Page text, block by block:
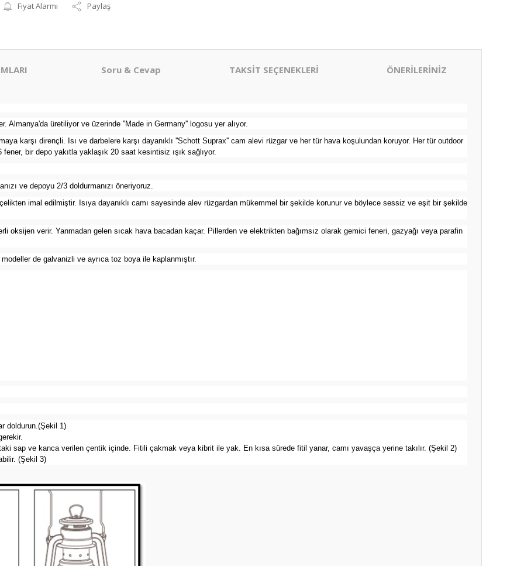
Fiyat Alarmı Paylaş
Soru & Cevap TAKSİT SEÇENEKLERİ ÖNERİLERİNİZ
Almanya'da üretiliyor ve üzerinde ''Made in Germany'' logosu yer alıyor.
karşı dirençli. Isı ve darbelere karşı dayanıklı ''Schott Suprax'' cam alevi rüzgar ve her tür hava koşulundan koruyor. Her tür outdoor
bir depo yakıtla yaklaşık 20 saat kesintisiz ışık sağlıyor.
ve depoyu 2/3 doldurmanızı öneriyoruz.
imal edilmiştir. Isıya dayanıklı camı sayesinde alev rüzgardan mükemmel bir şekilde korunur ve böylece sessiz ve eşit bir şekilde
oksijen verir. Yanmadan gelen sıcak hava bacadan kaçar. Pillerden ve elektrikten bağımsız olarak gemici feneri, gazyağı veya parafin
de galvanizli ve ayrıca toz boya ile kaplanmıştır.
doldurun.(Şekil 1)
sap ve kanca verilen çentik içinde. Fitili çakmak veya kibrit ile yak. En kısa sürede fitil yanar, camı yavaşça yerine takılır. (Şekil 2)
(Şekil 3)